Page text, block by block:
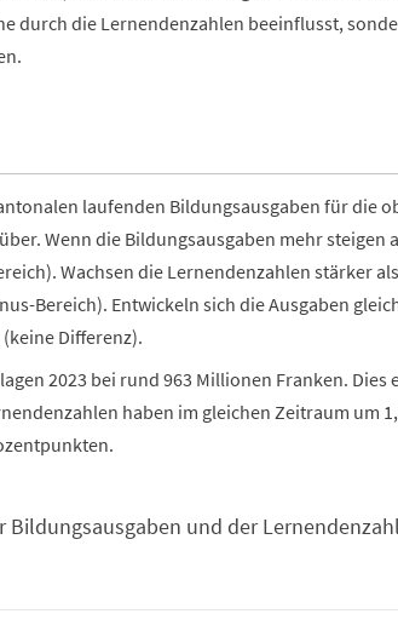
durch die Lernendenzahlen beeinflusst,
laufenden Bildungsausgaben für die
Wenn die Bildungsausgaben mehr steigen
Wachsen die Lernendenzahlen stärker
Bereich). Entwickeln sich die Ausgaben
Differenz).
2023 bei rund 963 Millionen Franken.
haben im gleichen Zeitraum um
und der Lernendenzahl der obligatorischen
Bildungsausgaben und der